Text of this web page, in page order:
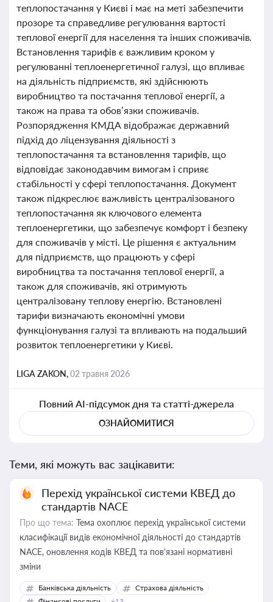
теплопостачання у Києві і має на меті забезпечити
прозоре та справедливе регулювання вартості
теплової енергії для населення та інших споживачів.
Встановлення тарифів є важливим кроком у
регулюванні теплоенергетичної галузі, що впливає
на діяльність підприємств, які здійснюють
виробництво та постачання теплової енергії, а
також на права та обов’язки споживачів.
Розпорядження КМДА відображає державний
підхід до ліцензування діяльності з
теплопостачання та встановлення тарифів, що
відповідає законодавчим вимогам і сприяє
стабільності у сфері теплопостачання. Документ
також підкреслює важливість централізованого
теплопостачання як ключового елемента
теплоенергетики, що забезпечує комфорт і безпеку
для споживачів у місті. Це рішення є актуальним
для підприємств, що працюють у сфері
виробництва та постачання теплової енергії, а
також для споживачів, які отримують
централізовану теплову енергію. Встановлені
тарифи визначають економічні умови
функціонування галузі та впливають на подальший
розвиток теплоенергетики у Києві.
LIGA ZAKON,02 травня 2026
Повний AI-підсумок дня та статті-джерела
ОЗНАЙОМИТИСЯ
Теми, які можуть вас зацікавити:
Перехід української системи КВЕД до
стандартів NACE
Про що тема: Тема охоплює перехід української системи
класифікації видів економічної діяльності до стандартів
NACE, оновлення кодів КВЕД та пов'язані нормативні
зміни
Банківська діяльність
Страхова діяльність